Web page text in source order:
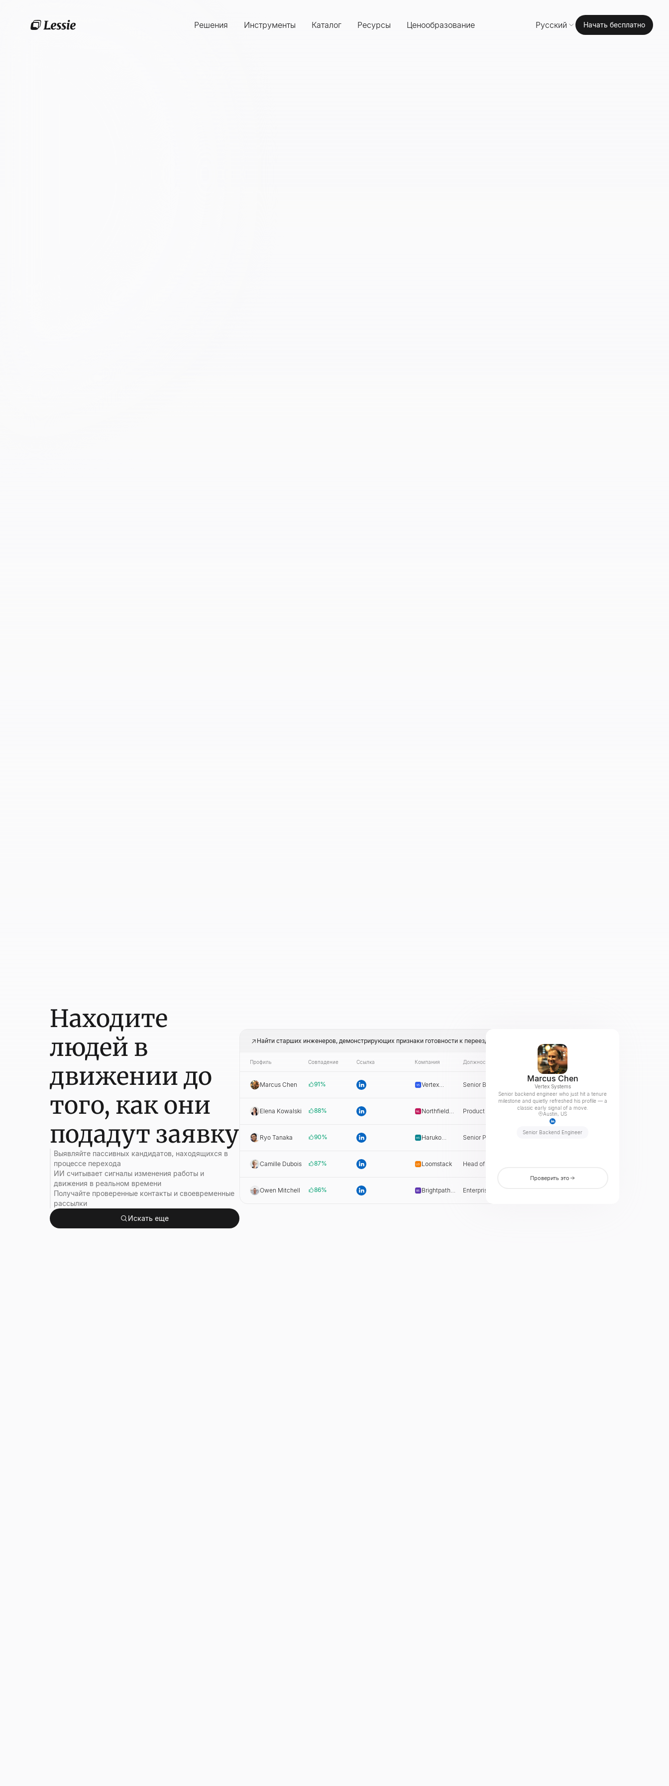
Решения Инструменты Каталог Ресурсы Ценообразование Русский Начать бесплатно
Находите
людей в
движении до
того, как они
подадут заявку
Выявляйте пассивных кандидатов, находящихся в
процессе перехода
ИИ считывает сигналы изменения работы и
движения в реальном времени
Получайте проверенные контакты и своевременные
рассылки
Искать еще
Найти старших инженеров, демонстрирующих признаки готовности к переезду
Профиль Совпадение Ссылка Компания Должность Страна
Marcus Chen 91%
Vertex
Проверить US
Elena Kowalski 88%
Northfield
Product Designer Проверить PL
Ryo Tanaka 90%
Haruko
JP
Camille Dubois 87% Loomstack
Owen Mitchell 86%
Brightpath
Marcus Chen
Vertex Systems
Senior backend engineer who just hit a tenure
milestone and quietly refreshed his profile — a
classic early signal of a move.
Austin, US
Senior Backend Engineer
Проверить это